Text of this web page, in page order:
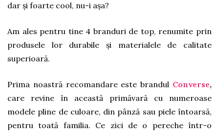
dar și foarte cool, nu-i așa?
Am ales pentru tine 4 branduri de top, renumite prin
produsele lor durabile și materialele de calitate
superioară.
Prima noastră recomandare este brandul Converse,
care revine în această primăvară cu numeroase
modele pline de culoare, din pânză sau piele întoarsă,
pentru toată familia. Ce zici de o pereche într-o